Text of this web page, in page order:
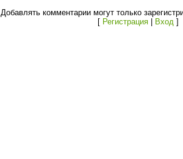
Добавлять комментарии могут только
[ Регистрация| Вход]